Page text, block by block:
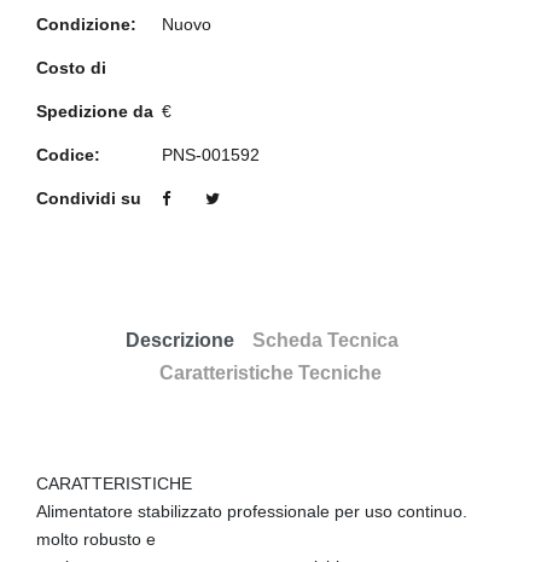
Condizione: Nuovo
Costo di
Spedizione da €
Codice: PNS-001592
Condividi su
Descrizione
Scheda Tecnica
Caratteristiche Tecniche
CARATTERISTICHE
Alimentatore stabilizzato professionale per uso continuo.
molto robusto e